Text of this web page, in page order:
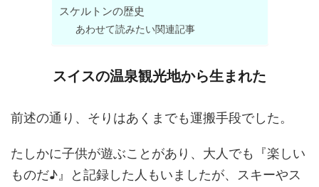
スケルトンの歴史
あわせて読みたい関連記事
スイスの温泉観光地から生まれた
前述の通り、そりはあくまでも運搬手段でした。
たしかに子供が遊ぶことがあり、大人でも『楽しい
ものだ♪』と記録した人もいましたが、スキーやス